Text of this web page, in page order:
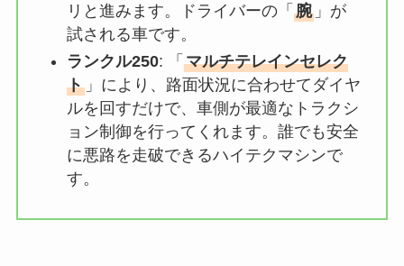
リと進みます。ドライバーの「 腕」が
試される車です。
ランクル250: 「 マルチテレインセレク
ト」により、路面状況に合わせてダイヤ
ルを回すだけで、車側が最適なトラクシ
ョン制御を行ってくれます。誰でも安全
に悪路を走破できるハイテクマシンで
す。